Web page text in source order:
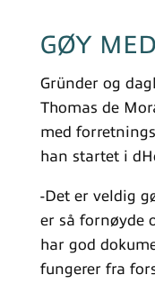
GØY
Gründer og
Thomas de
med
han startet i
-Det er veldig
er så fornøyde
har god
fungerer fra